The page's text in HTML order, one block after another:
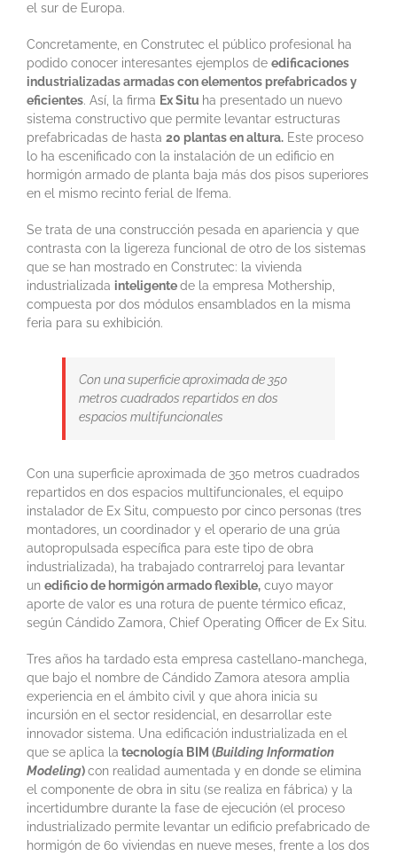
el sur de Europa.
Concretamente, en Construtec el público profesional ha
podido conocer interesantes ejemplos de edificaciones
industrializadas armadas con elementos prefabricados y
eficientes. Así, la firma Ex Situ ha presentado un nuevo
sistema constructivo que permite levantar estructuras
prefabricadas de hasta 20 plantas en altura. Este proceso
lo ha escenificado con la instalación de un edificio en
hormigón armado de planta baja más dos pisos superiores
en el mismo recinto ferial de Ifema.
Se trata de una construcción pesada en apariencia y que
contrasta con la ligereza funcional de otro de los sistemas
que se han mostrado en Construtec: la vivienda
industrializada inteligentede la empresa Mothership,
compuesta por dos módulos ensamblados en la misma
feria para su exhibición.
Con una superficie aproximada de 350
metros cuadrados repartidos en dos
espacios multifuncionales
Con una superficie aproximada de 350 metros cuadrados
repartidos en dos espacios multifuncionales, el equipo
instalador de Ex Situ, compuesto por cinco personas (tres
montadores, un coordinador y el operario de una grúa
autopropulsada específica para este tipo de obra
industrializada), ha trabajado contrarreloj para levantar
un edificio de hormigón armado flexible, cuyo mayor
aporte de valor es una rotura de puente térmico eficaz,
según Cándido Zamora, Chief Operating Officer de Ex Situ.
Tres años ha tardado esta empresa castellano-manchega,
que bajo el nombre de Cándido Zamora atesora amplia
experiencia en el ámbito civil y que ahora inicia su
incursión en el sector residencial, en desarrollar este
innovador sistema. Una edificación industrializada en el
que se aplica la tecnología BIM (Building Information
Modeling)con realidad aumentada y en donde se elimina
el componente de obra in situ (se realiza en fábrica) y la
incertidumbre durante la fase de ejecución (el proceso
industrializado permite levantar un edificio prefabricado de
hormigón de 60 viviendas en nueve meses, frente a los dos